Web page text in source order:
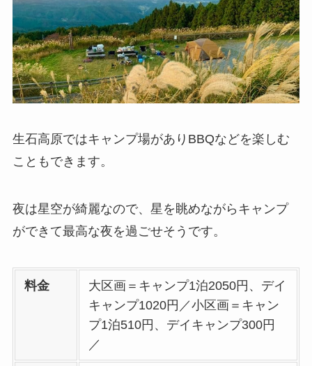
生石高原ではキャンプ場がありBBQなどを楽しむ
こともできます。
夜は星空が綺麗なので、星を眺めながらキャンプ
ができて最高な夜を過ごせそうです。
料金
大区画＝キャンプ1泊2050円、デイ
キャンプ1020円／小区画＝キャン
プ1泊510円、デイキャンプ300円
／